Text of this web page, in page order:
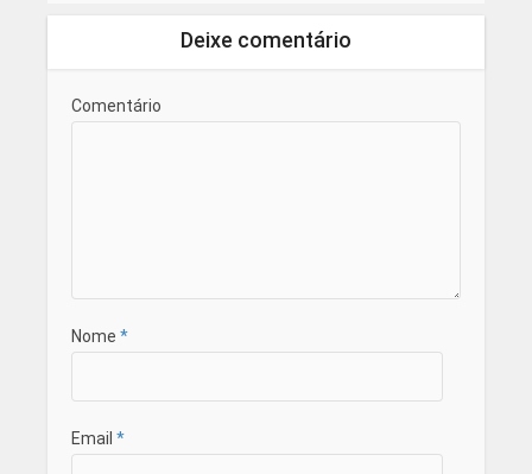
Deixe comentário
Comentário
Nome *
Email *